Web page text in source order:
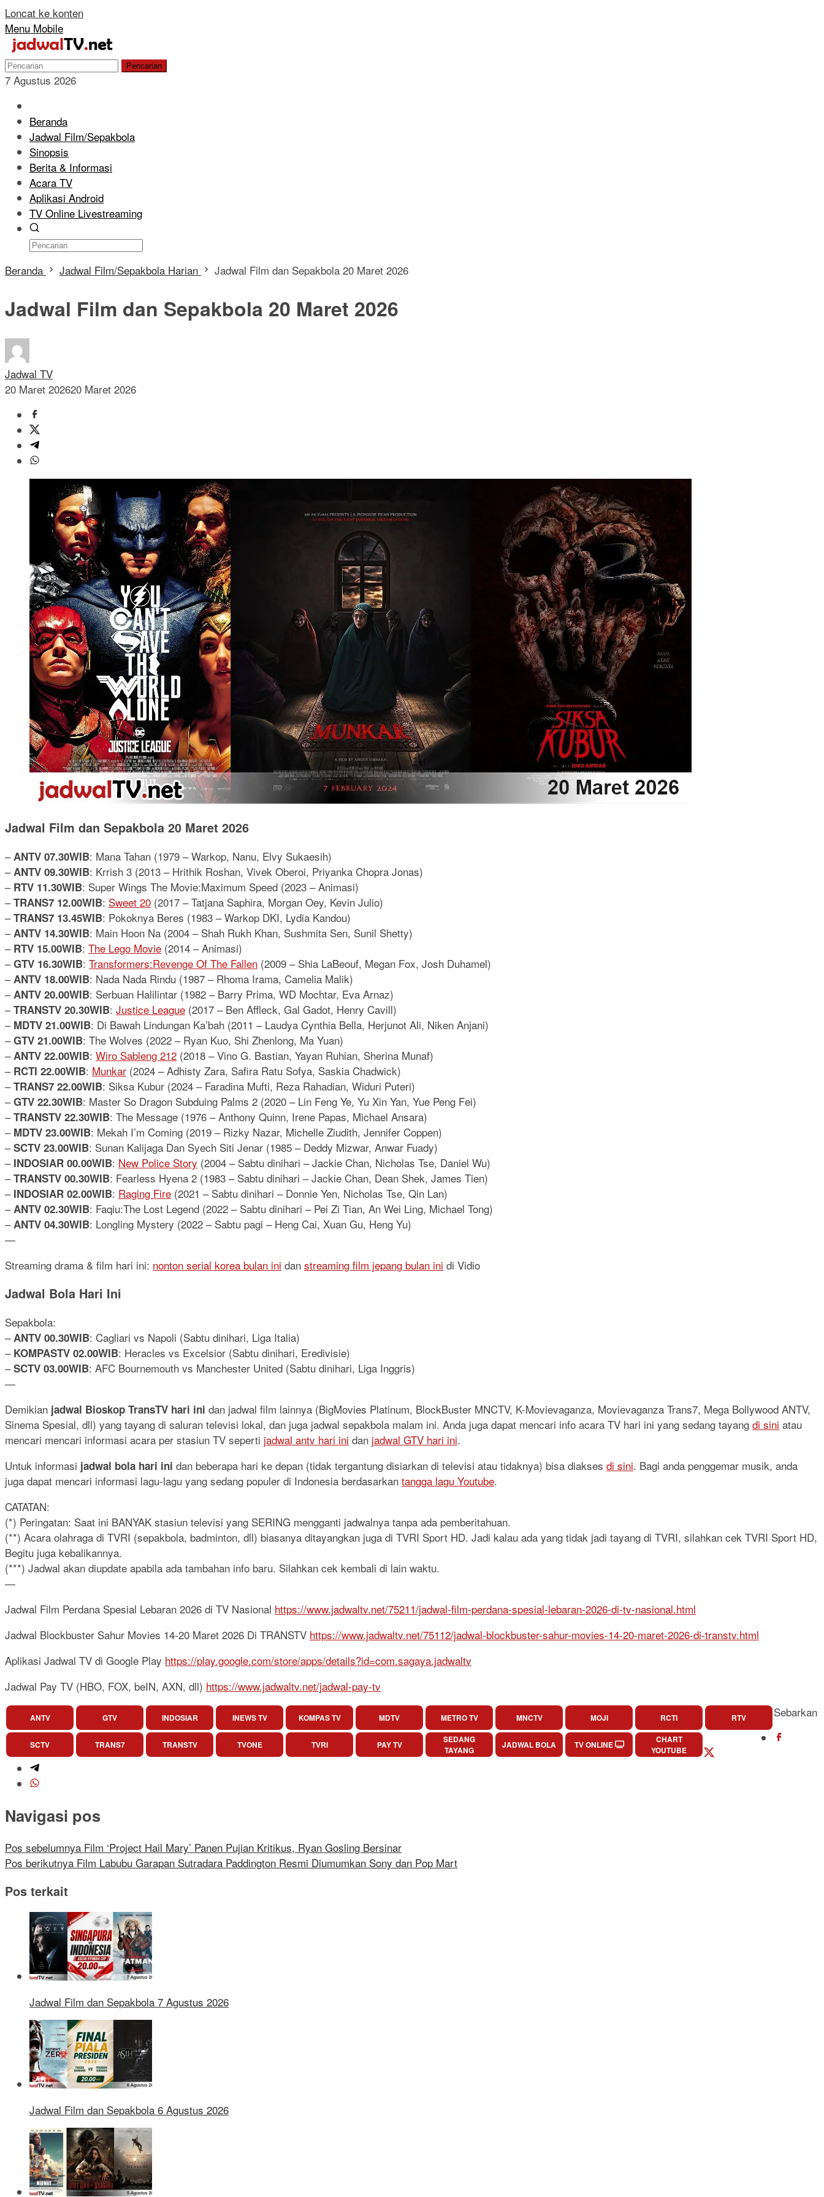
Loncat ke konten
Menu Mobile
Pencarian
7 Agustus 2026
Beranda
Jadwal Film/Sepakbola
Sinopsis
Berita & Informasi
Acara TV
Aplikasi Android
TV Online Livestreaming
Beranda Jadwal Film/Sepakbola Harian Jadwal Film dan Sepakbola 20 Maret 2026
Jadwal Film dan Sepakbola 20 Maret 2026
Jadwal TV
20 Maret 202620 Maret 2026
Jadwal Film dan Sepakbola 20 Maret 2026
–ANTV 07.30WIB: Mana Tahan (1979 – Warkop, Nanu, Elvy Sukaesih)
–ANTV 09.30WIB: Krrish 3 (2013 – Hrithik Roshan, Vivek Oberoi, Priyanka Chopra Jonas)
– RTV 11.30WIB: Super Wings The Movie:Maximum Speed (2023 – Animasi)
–TRANS7 12.00WIB: Sweet 20 (2017 – Tatjana Saphira, Morgan Oey, Kevin Julio)
–TRANS7 13.45WIB: Pokoknya Beres (1983 – Warkop DKI, Lydia Kandou)
–ANTV 14.30WIB: Main Hoon Na (2004 – Shah Rukh Khan, Sushmita Sen, Sunil Shetty)
– RTV 15.00WIB: The Lego Movie (2014 – Animasi)
–GTV 16.30WIB: Transformers:Revenge Of The Fallen (2009 – Shia LaBeouf, Megan Fox, Josh Duhamel)
–ANTV 18.00WIB: Nada Nada Rindu (1987 – Rhoma Irama, Camelia Malik)
–ANTV 20.00WIB: Serbuan Halilintar (1982 – Barry Prima, WD Mochtar, Eva Arnaz)
–TRANSTV 20.30WIB: Justice League (2017 – Ben Affleck, Gal Gadot, Henry Cavill)
– MDTV 21.00WIB: Di Bawah Lindungan Ka’bah (2011 – Laudya Cynthia Bella, Herjunot Ali, Niken Anjani)
–GTV 21.00WIB: The Wolves (2022 – Ryan Kuo, Shi Zhenlong, Ma Yuan)
–ANTV 22.00WIB: Wiro Sableng 212 (2018 – Vino G. Bastian, Yayan Ruhian, Sherina Munaf)
– RCTI 22.00WIB: Munkar (2024 – Adhisty Zara, Safira Ratu Sofya, Saskia Chadwick)
–TRANS7 22.00WIB: Siksa Kubur (2024 – Faradina Mufti, Reza Rahadian, Widuri Puteri)
–GTV 22.30WIB: Master So Dragon Subduing Palms 2 (2020 – Lin Feng Ye, Yu Xin Yan, Yue Peng Fei)
–TRANSTV 22.30WIB: The Message (1976 – Anthony Quinn, Irene Papas, Michael Ansara)
– MDTV 23.00WIB: Mekah I’m Coming (2019 – Rizky Nazar, Michelle Ziudith, Jennifer Coppen)
–SCTV 23.00WIB: Sunan Kalijaga Dan Syech Siti Jenar (1985 – Deddy Mizwar, Anwar Fuady)
– INDOSIAR 00.00WIB: New Police Story (2004 – Sabtu dinihari – Jackie Chan, Nicholas Tse, Daniel Wu)
–TRANSTV 00.30WIB: Fearless Hyena 2 (1983 – Sabtu dinihari – Jackie Chan, Dean Shek, James Tien)
– INDOSIAR 02.00WIB: Raging Fire (2021 – Sabtu dinihari – Donnie Yen, Nicholas Tse, Qin Lan)
–ANTV 02.30WIB: Faqiu:The Lost Legend (2022 – Sabtu dinihari – Pei Zi Tian, An Wei Ling, Michael Tong)
–ANTV 04.30WIB: Longling Mystery (2022 – Sabtu pagi – Heng Cai, Xuan Gu, Heng Yu)
—
Streaming drama & film hari ini: nonton serial korea bulan ini dan streaming film jepang bulan ini di Vidio
Jadwal Bola Hari Ini
Sepakbola:
– ANTV 00.30WIB: Cagliari vs Napoli (Sabtu dinihari, Liga Italia)
– KOMPASTV 02.00WIB: Heracles vs Excelsior (Sabtu dinihari, Eredivisie)
–SCTV 03.00WIB: AFC Bournemouth vs Manchester United (Sabtu dinihari, Liga Inggris)
—
Demikian jadwal Bioskop TransTV hari ini dan jadwal film lainnya (BigMovies Platinum, BlockBuster MNCTV, K-Movievaganza, Movievaganza Trans7, Mega Bollywood ANTV,
Sinema Spesial, dll) yang tayang di saluran televisi lokal, dan juga jadwal sepakbola malam ini. Anda juga dapat mencari info acara TV hari ini yang sedang tayang di sini atau
mencari mencari informasi acara per stasiun TV seperti jadwal antv hari ini dan jadwal GTV hari ini.
Untuk informasi jadwal bola hari ini dan beberapa hari ke depan (tidak tergantung disiarkan di televisi atau tidaknya) bisa diakses di sini. Bagi anda penggemar musik, anda
juga dapat mencari informasi lagu-lagu yang sedang populer di Indonesia berdasarkan tangga lagu Youtube.
CATATAN:
(*) Peringatan: Saat ini BANYAK stasiun televisi yang SERING mengganti jadwalnya tanpa ada pemberitahuan.
(**) Acara olahraga di TVRI (sepakbola, badminton, dll) biasanya ditayangkan juga di TVRI Sport HD. Jadi kalau ada yang tidak jadi tayang di TVRI, silahkan cek TVRI Sport HD,
Begitu juga kebalikannya.
(***) Jadwal akan diupdate apabila ada tambahan info baru. Silahkan cek kembali di lain waktu.
—
Jadwal Film Perdana Spesial Lebaran 2026 di TV Nasional https://www.jadwaltv.net/75211/jadwal-film-perdana-spesial-lebaran-2026-di-tv-nasional.html
Jadwal Blockbuster Sahur Movies 14-20 Maret 2026 Di TRANSTV https://www.jadwaltv.net/75112/jadwal-blockbuster-sahur-movies-14-20-maret-2026-di-transtv.html
Aplikasi Jadwal TV di Google Play https://play.google.com/store/apps/details?id=com.sagaya.jadwaltv
Jadwal Pay TV (HBO, FOX, beIN, AXN, dll) https://www.jadwaltv.net/jadwal-pay-tv
ANTV GTV INDOSIAR INEWS TV KOMPAS TV MDTV METRO TV MNCTV MOJI RCTI RTV
SCTV TRANS7 TRANSTV TVONE TVRI PAY TV
SEDANG
TAYANG
JADWAL BOLA TV ONLINE
CHART
YOUTUBE
Sebarkan
Navigasi pos
Pos sebelumnya Film ‘Project Hail Mary’ Panen Pujian Kritikus, Ryan Gosling Bersinar
Pos berikutnya Film Labubu Garapan Sutradara Paddington Resmi Diumumkan Sony dan Pop Mart
Pos terkait
Jadwal Film dan Sepakbola 7 Agustus 2026
Jadwal Film dan Sepakbola 6 Agustus 2026